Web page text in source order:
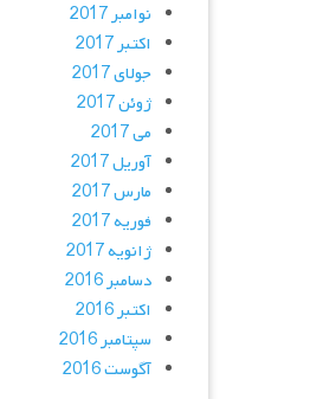
نوامبر 2017
اکتبر 2017
جولای 2017
ژوئن 2017
می 2017
آوریل 2017
مارس 2017
فوریه 2017
ژانویه 2017
دسامبر 2016
اکتبر 2016
سپتامبر 2016
آگوست 2016